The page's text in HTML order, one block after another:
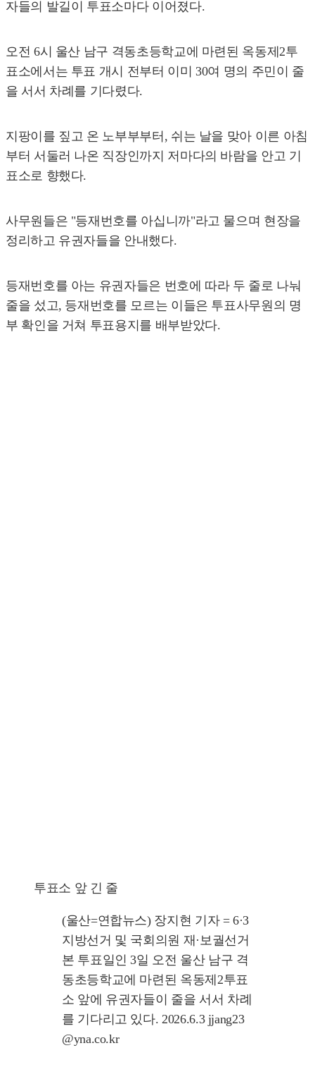
자들의 발길이 투표소마다 이어졌다.
오전 6시 울산 남구 격동초등학교에 마련된 옥동제2투
표소에서는 투표 개시 전부터 이미 30여 명의 주민이 줄
을 서서 차례를 기다렸다.
지팡이를 짚고 온 노부부부터, 쉬는 날을 맞아 이른 아침
부터 서둘러 나온 직장인까지 저마다의 바람을 안고 기
표소로 향했다.
사무원들은 "등재번호를 아십니까"라고 물으며 현장을
정리하고 유권자들을 안내했다.
등재번호를 아는 유권자들은 번호에 따라 두 줄로 나눠
줄을 섰고, 등재번호를 모르는 이들은 투표사무원의 명
부 확인을 거쳐 투표용지를 배부받았다.
투표소 앞 긴 줄
(울산=연합뉴스) 장지현 기자 = 6·3
지방선거 및 국회의원 재·보궐선거
본 투표일인 3일 오전 울산 남구 격
동초등학교에 마련된 옥동제2투표
소 앞에 유권자들이 줄을 서서 차례
를 기다리고 있다. 2026.6.3 jjang23
@yna.co.kr